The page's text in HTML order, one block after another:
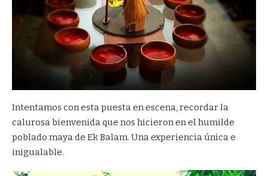
Intentamos con esta puesta en escena, recordar la
calurosa bienvenida que nos hicieron en el humilde
poblado maya de Ek Balam. Una experiencia única e
inigualable.